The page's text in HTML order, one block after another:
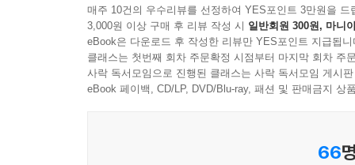
것이다. 저자는 미국에서 성공한 사람들을 취재
응용하면 누구나 손쉽게 성공할 수 있다’고 주장
열어 왔다. 책을 읽은 독자나 세미나에서 ‘워프이
사람들이 적지 않다.
워프이론은 성공의 이론이자 실행 법칙이다. 그
《엄마의 재테크 미쳐도 좋아~》는 ‘성공으로
매주 10건의 우수리뷰를 선정하여 YES포인트 3만원을 드
3,000원 이상 구매 후 리뷰 작성 시 일반회원 300원, 마니
eBook은 다운로드 후 작성한 리뷰만 YES포인트 지급됩니
클래스는 첫번째 회차 주문확정 시점부터 마지막 회차 주
사락 독서모임으로 진행된 클래스는 사락 독서모임 게시
eBook 페이백, CD/LP, DVD/Blu-ray, 패션 및 판매금지 상
66